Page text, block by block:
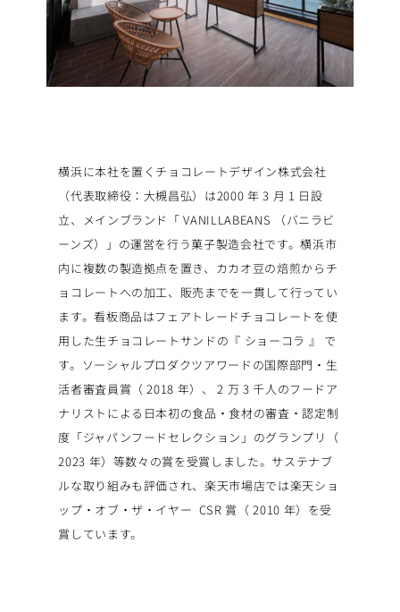
横浜に本社を置くチョコレートデザイン株式会社
（代表取締役：大槻昌弘）は2000 年 3 月 1 日設
立、メインブランド「 VANILLABEANS （バニラビ
ーンズ）」の運営を行う菓子製造会社です。横浜市
内に複数の製造拠点を置き、カカオ豆の焙煎からチ
ョコレートへの加工、販売までを一貫して行ってい
ます。看板商品はフェアトレードチョコレートを使
用した生チョコレートサンドの『 ショーコラ 』 で
す。ソーシャルプロダクツアワードの国際部門・生
活者審査員賞（ 2018 年）、 2 万 3 千人のフードア
ナリストによる日本初の食品・食材の審査・認定制
度「ジャパンフードセレクション」のグランプリ（
2023 年）等数々の賞を受賞しました。サステナブ
ルな取り組みも評価され、楽天市場店では楽天ショ
ップ・オブ・ザ・イヤー CSR 賞（ 2010 年）を受
賞しています。